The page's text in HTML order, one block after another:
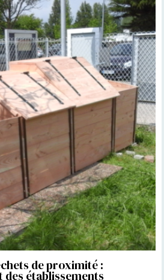
de proximité :
établissements